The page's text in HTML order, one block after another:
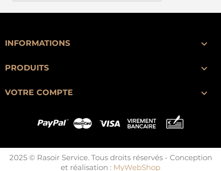
INFORMATIONS 
PRODUITS 
VOTRE COMPTE 
2025 © Rasoir Service. Tous droits réservés - Conception
et réalisation : MyWebShop